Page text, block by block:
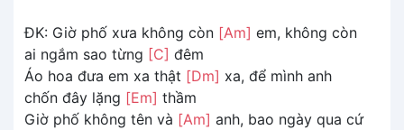
ĐK: Giờ phố xưa không còn [Am] em, không còn
ai ngắm sao từng [C] đêm
Áo hoa đưa em xa thật [Dm] xa, để mình anh
chốn đây lặng [Em] thầm
Giờ phố không tên và [Am] anh, bao ngày qua cứ